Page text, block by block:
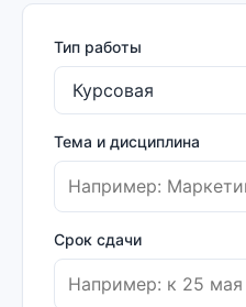
Тип работы
Тема и дисциплина
Срок сдачи